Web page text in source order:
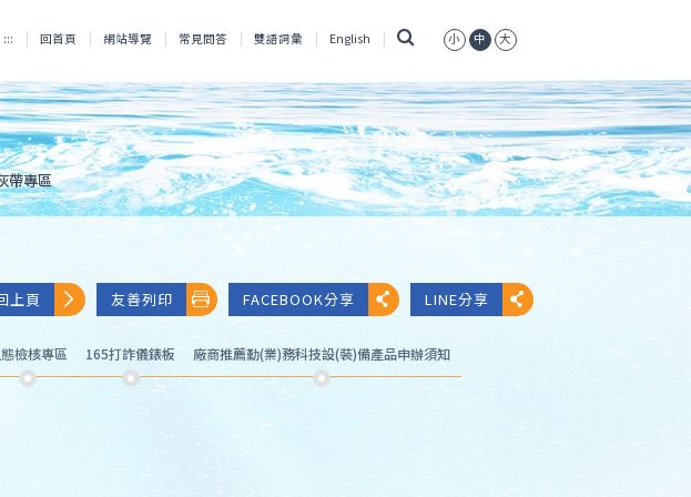
::: 回首頁 網站導覽 常見問答 雙語詞彙 English 小 中 大
帶專區
上頁 友善列印 FACEBOOK分享 LINE分享
檢核專區 165打詐儀錶板 廠商推薦勤(業)務科技設(裝)備產品申辦須知